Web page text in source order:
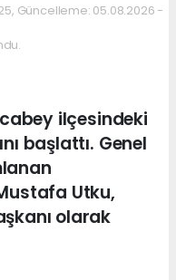
Güncelleme: 05.08.2026 -
ilçesindeki
başlattı. Genel
Utku,
olarak